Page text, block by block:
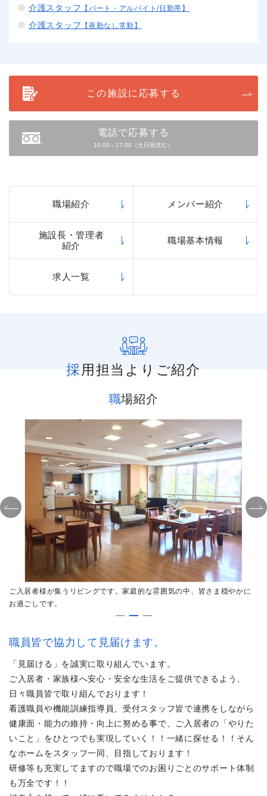
介護スタッフ 【パート・アルバイト/日勤帯】
介護スタッフ 【夜勤なし常勤】
この施設に応募する
電話で応募する
10:00～17:00（土日祝含む）
職場紹介 メンバー紹介
施設長・管理者
紹介
職場基本情報
求人一覧
採用担当よりご紹介
職場紹介
ご入居者様が集うリビングです。家庭的な雰囲気の中、皆さま穏やかに
お過ごしです。
職員皆で協力して見届けます。
「見届ける」を誠実に取り組んでいます。
ご入居者・家族様へ安心・安全な生活をご提供できるよう、
日々職員皆で取り組んでおります！
看護職員や機能訓練指導員、受付スタッフ皆で連携をしながら
健康面・能力の維持・向上に努める事で、ご入居者の「やりた
いこと」をひとつでも実現していく！！一緒に探せる！！そん
なホームをスタッフ一同、目指しております！
研修等も充実してますので職場でのお困りごとのサポート体制
も万全です！！